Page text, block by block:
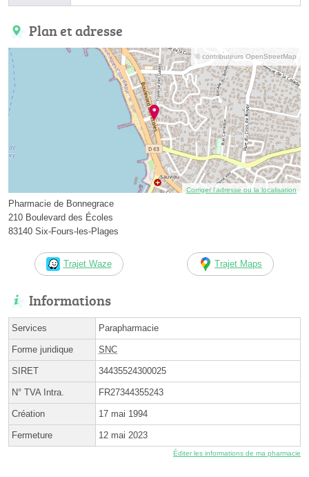
Plan et adresse
© contributeurs OpenStreetMap
Corriger l’adresse ou la localisation
Pharmacie de Bonnegrace
210 Boulevard des Écoles
83140 Six-Fours-les-Plages
Trajet Waze Trajet Maps
Informations
Services Parapharmacie
Forme juridique SNC
SIRET 34435524300025
N° TVA Intra. FR27344355243
Création 17 mai 1994
Fermeture 12 mai 2023
Éditer les informations de ma pharmacie